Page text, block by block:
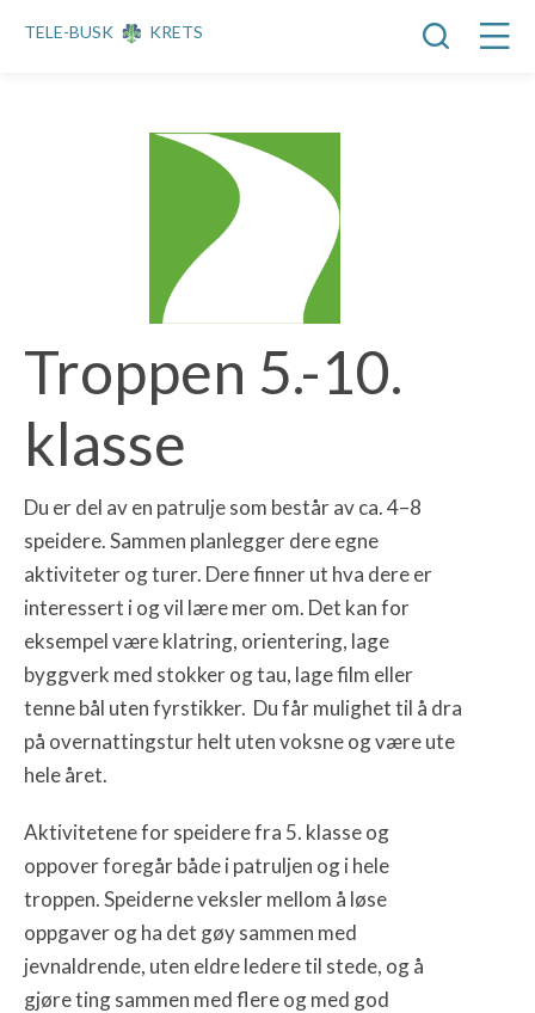
TELE-BUSK KRETS
Troppen 5.-10.
klasse
Du er del av en patrulje som består av ca. 4–8
speidere. Sammen planlegger dere egne
aktiviteter og turer. Dere finner ut hva dere er
interessert i og vil lære mer om. Det kan for
eksempel være klatring, orientering, lage
byggverk med stokker og tau, lage film eller
tenne bål uten fyrstikker. Du får mulighet til å dra
på overnattingstur helt uten voksne og være ute
hele året.
Aktivitetene for speidere fra 5. klasse og
oppover foregår både i patruljen og i hele
troppen. Speiderne veksler mellom å løse
oppgaver og ha det gøy sammen med
jevnaldrende, uten eldre ledere til stede, og å
gjøre ting sammen med flere og med god